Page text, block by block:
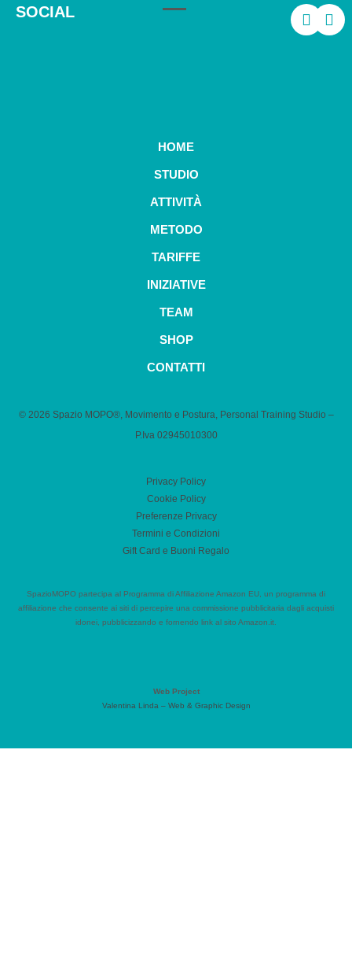
SOCIAL
HOME
STUDIO
ATTIVITÀ
METODO
TARIFFE
INIZIATIVE
TEAM
SHOP
CONTATTI
© 2026 Spazio MOPO®, Movimento e Postura, Personal Training Studio –
P.Iva 0​2945010300
Privacy Policy
Cookie Policy
Preferenze Privacy
Termini e Condizioni
Gift Card e Buoni Regalo
SpazioMOPO partecipa al Programma di Affiliazione Amazon EU, un programma di
affiliazione che consente ai siti di percepire una commissione pubblicitaria dagli acquisti
idonei, pubblicizzando e fornendo link al sito Amazon.it.
Web Project
Valentina Linda – Web & Graphic Design